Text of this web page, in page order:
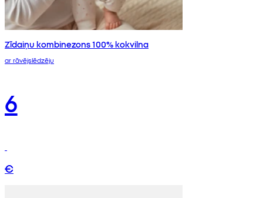
Zīdaiņu kombinezons 100% kokvilna
ar rāvējslēdzēju
6
€